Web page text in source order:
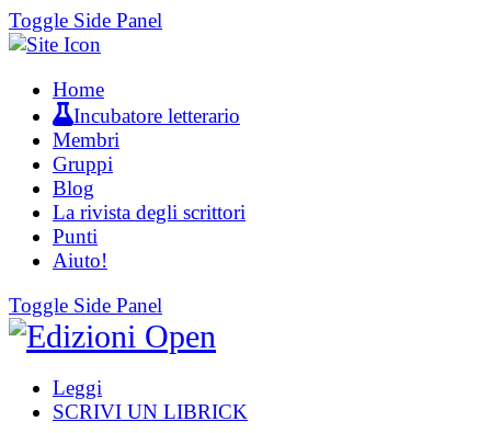
Toggle Side Panel
Home
Incubatore letterario
Membri
Gruppi
Blog
La rivista degli scrittori
Punti
Aiuto!
Toggle Side Panel
Leggi
SCRIVI UN LIBRICK